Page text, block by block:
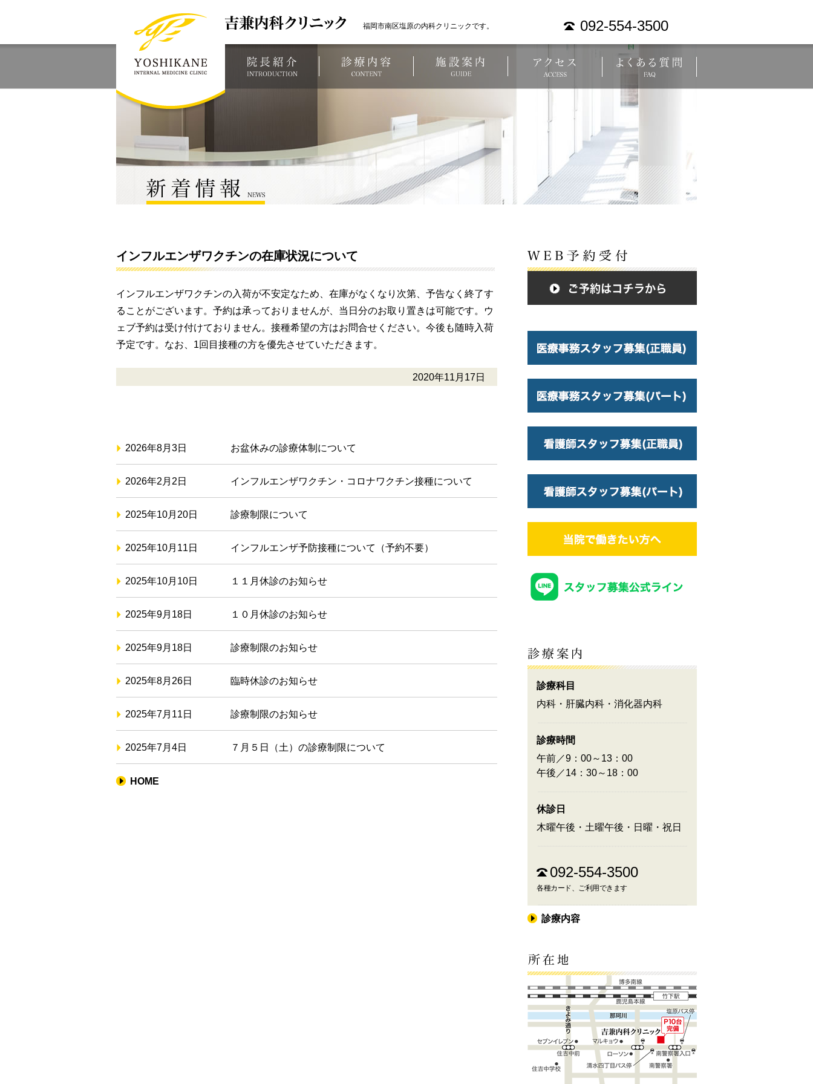
福岡市南区塩原の内科クリニックです。 092-554-3500
診療案内 施設案内 アクセス
インフルエンザワクチンの在庫状況について
インフルエンザワクチンの入荷が不安定なため、在庫がなくなり次第、予告なく終了す
ることがございます。予約は承っておりませんが、当日分のお取り置きは可能です。ウ
ェブ予約は受け付けておりません。接種希望の方はお問合せください。今後も随時入荷
予定です。なお、1回目接種の方を優先させていただきます。
2020年11月17日
2026年8月3日 お盆休みの診療体制について
2026年2月2日 インフルエンザワクチン・コロナワクチン接種について
2025年10月20日 診療制限について
2025年10月11日 インフルエンザ予防接種について（予約不要）
2025年10月10日 １１月休診のお知らせ
2025年9月18日 １０月休診のお知らせ
2025年9月18日 診療制限のお知らせ
2025年8月26日 臨時休診のお知らせ
2025年7月11日 診療制限のお知らせ
2025年7月4日 ７月５日（土）の診療制限について
HOME
診療科目
内科・肝臓内科・消化器内科
診療時間
午前／9：00～13：00
午後／14：30～18：00
休診日
木曜午後・土曜午後・日曜・祝日
092-554-3500
各種カード、ご利用できます
診療内容